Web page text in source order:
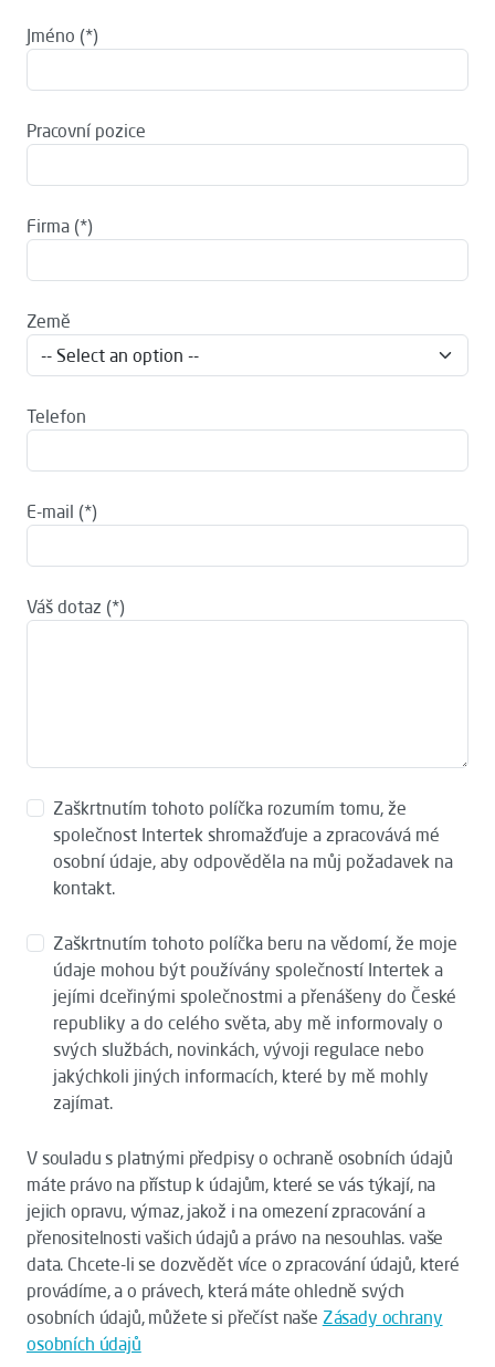
Jméno
Pracovní pozice
Firma
Země
Telefon
E-mail
Váš dotaz
Zaškrtnutím tohoto políčka rozumím tomu, že
společnost Intertek shromažďuje a zpracovává mé
osobní údaje, aby odpověděla na můj požadavek na
kontakt.
Zaškrtnutím tohoto políčka beru na vědomí, že moje
údaje mohou být používány společností Intertek a
jejími dceřinými společnostmi a přenášeny do České
republiky a do celého světa, aby mě informovaly o
svých službách, novinkách, vývoji regulace nebo
jakýchkoli jiných informacích, které by mě mohly
zajímat.
V souladu s platnými předpisy o ochraně osobních údajů
máte právo na přístup k údajům, které se vás týkají, na
jejich opravu, výmaz, jakož i na omezení zpracování a
přenositelnosti vašich údajů a právo na nesouhlas. vaše
data. Chcete-li se dozvědět více o zpracování údajů, které
provádíme, a o právech, která máte ohledně svých
osobních údajů, můžete si přečíst naše Zásady ochrany
osobních údajů